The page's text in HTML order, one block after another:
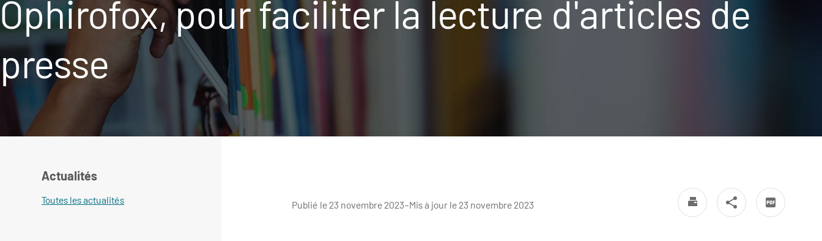
Ophirofox, pour faciliter la lecture d'articles de
presse
Publié le 23 novembre 2023–Mis à jour le 23 novembre 2023
Actualités
Toutes les actualités